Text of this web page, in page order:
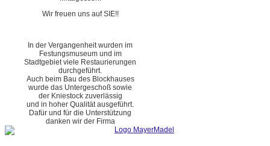
Wir freuen uns auf SIE!!
In der Vergangenheit wurden im
Festungsmuseum und im
Stadtgebiet viele Restaurierungen
durchgeführt.
Auch beim Bau des Blockhauses
wurde das Untergeschoß sowie
der Kniestock zuverlässig
und in hoher Qualität ausgeführt.
Dafür und für die Unterstützung
danken wir der Firma